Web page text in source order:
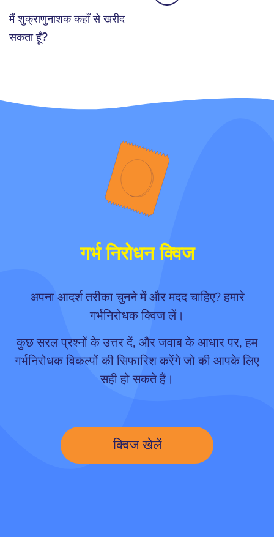
मैं शुक्राणुनाशक कहाँ से खरीद
सकता हूँ?
गर्भ निरोधन क्विज
अपना आदर्श तरीका चुनने में और मदद चाहिए? हमारे
गर्भनिरोधक क्विज लें।
कुछ सरल प्रश्नों के उत्तर दें, और जवाब के आधार पर, हम
गर्भनिरोधक विकल्पों की सिफारिश करेंगे जो की आपके लिए
सही हो सकते हैं।
क्विज खेलें